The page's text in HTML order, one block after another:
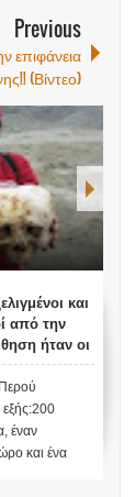
Previous
επιφάνεια
(Βίντεο)
και
από την
ήταν οι
έναν
και ένα